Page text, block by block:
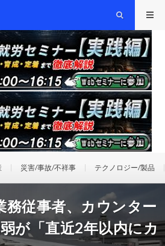
災害/事故/不祥事 テクノロジー/製品
務従事者、カウンター
が「直近2年以内にカ